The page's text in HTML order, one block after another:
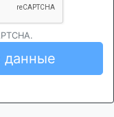
данные